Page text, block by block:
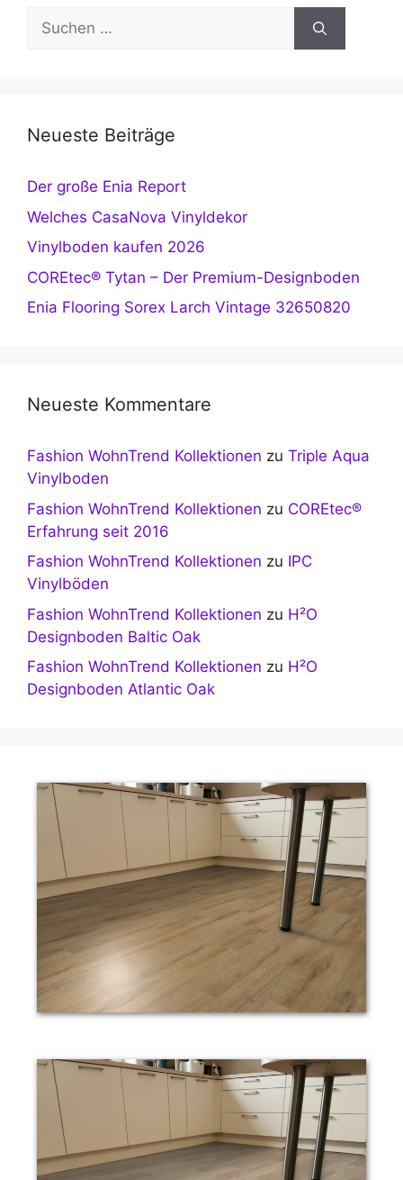
Suchen
nach:
Neueste Beiträge
Der große Enia Report
Welches CasaNova Vinyldekor
Vinylboden kaufen 2026
COREtec® Tytan – Der Premium-Designboden
Enia Flooring Sorex Larch Vintage 32650820
Neueste Kommentare
Fashion WohnTrend Kollektionen zu Triple Aqua
Vinylboden
Fashion WohnTrend Kollektionen zu COREtec®
Erfahrung seit 2016
Fashion WohnTrend Kollektionen zu IPC
Vinylböden
Fashion WohnTrend Kollektionen zu H²O
Designboden Baltic Oak
Fashion WohnTrend Kollektionen zu H²O
Designboden Atlantic Oak